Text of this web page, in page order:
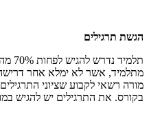
הגשת תרגילים
מתלמיד, אשר לא ימלא אחר
בקורס. את התרגילים יש להגיש